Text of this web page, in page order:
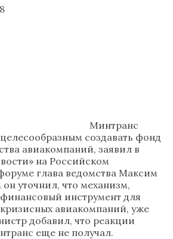
Минтранс
создавать фонд
авиакомпаний, заявил в
на Российском
глава ведомства Максим
уточнил, что механизм,
инструмент для
авиакомпаний, уже
добавил, что реакции
еще не получал.